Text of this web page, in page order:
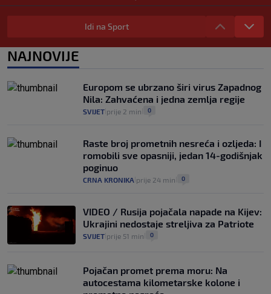
Selidba je jedno od stresnijih iskustava.
Evo aktualnih cijena i nekoliko savjeta
0
automobilom na Hvar iz Zagreba, a
koliko iz Osijeka
14
Idi na Sport
NAJNOVIJE
Europom se ubrzano širi virus Zapadnog
Nila: Zahvaćena i jedna zemlja regije
SVIJET prije 2 min 0
Raste broj prometnih nesreća i ozljeda: I
romobili sve opasniji, jedan 14-godišnjak
poginuo
CRNA KRONIKA prije 24 min 0
VIDEO / Rusija pojačala napade na Kijev:
Ukrajini nedostaje streljiva za Patriote
SVIJET prije 51 min 0
Pojačan promet prema moru: Na
autocestama kilometarske kolone i